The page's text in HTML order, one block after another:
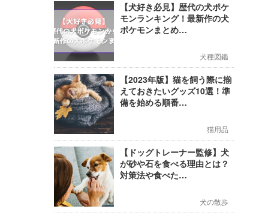
【犬好き必見】歴代の犬ポケ
モンランキング！最新作の犬
ポケモンまとめ…
犬種図鑑
【2023年版】猫を飼う際に揃
えておきたいグッズ10選！準
備を始める順番…
猫用品
【ドッグトレーナー監修】犬
が砂や石を食べる理由とは？
対策法や食べた…
犬の散歩